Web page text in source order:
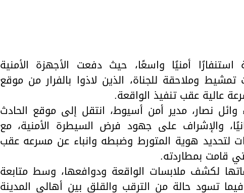
أمنيًا واسعًا، حيث دفعت الأجهزة الأمنية
وملاحقة للجناة، الذين لاذوا بالفرار من موقع
عالية عقب تنفيذ الواقعة.
نصار، مدير أمن أسيوط، انتقل إلى موقع الحادث
والإشراف على جهود فرض السيطرة الأمنية، مع
لتحديد هوية المتورط وضبطه وانباء عن مسرعه عقب
قامت بمطاردته.
لكشف ملابسات الواقعة ودوافعها، وسط متابعة
تسود حالة من الترقب والقلق بين أهالي المدينة